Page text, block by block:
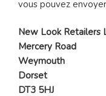
vous pouvez
New Look Retailers
Mercery Road
Weymouth
Dorset
DT3 5HJ